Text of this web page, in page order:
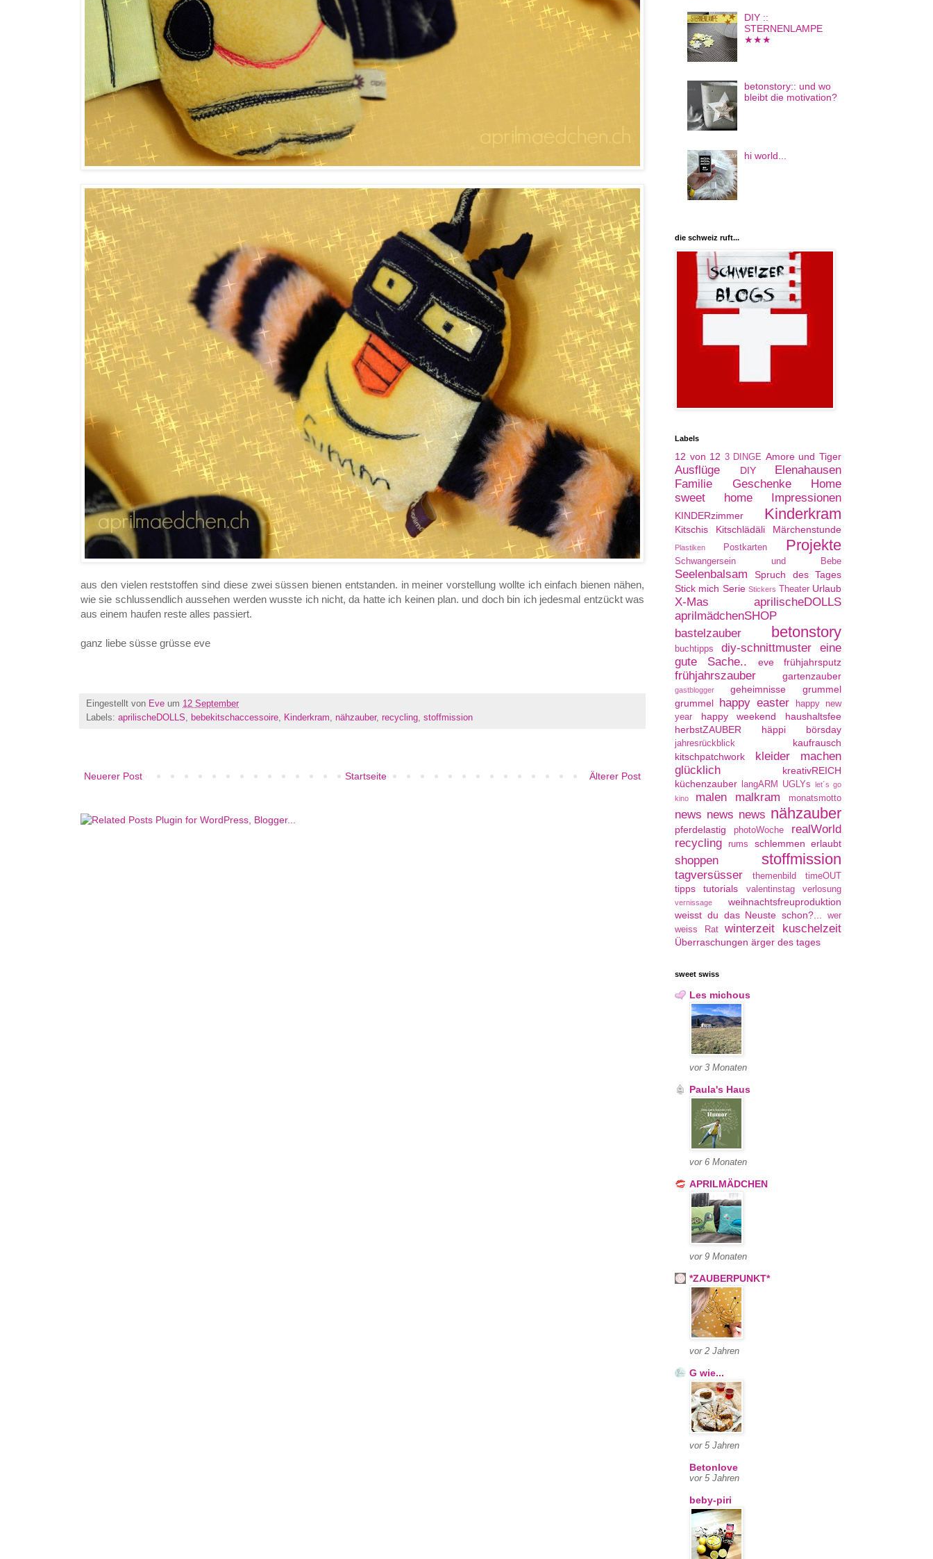
aus den vielen reststoffen sind diese zwei süssen bienen entstanden. in meiner vorstellung wollte ich einfach bienen nähen,
wie sie schlussendlich aussehen werden wusste ich nicht, da hatte ich keinen plan. und doch bin ich jedesmal entzückt was
aus einem haufen reste alles passiert.
ganz liebe süsse grüsse eve
Eingestellt von Eve um 12 September
Labels: aprilischeDOLLS, bebekitschaccessoire, Kinderkram, nähzauber, recycling, stoffmission
Neuerer Post Älterer Post
Startseite
DIY ::
STERNENLAMPE
★★★
betonstory:: und wo
bleibt die motivation?
hi world...
die schweiz ruft...
Labels
12 von 12 3 DINGE Amore und Tiger
Ausflüge DIY
Elenahausen
Familie
Geschenke
Home
sweet home
Impressionen
KINDERzimmer Kinderkram
Kitschis Kitschlädäli Märchenstunde
Plastiken Postkarten Projekte
Schwangersein und Bebe
Seelenbalsam
Spruch des Tages
Stick mich Serie Stickers Theater Urlaub
X-Mas
aprilischeDOLLS
aprilmädchenSHOP
bastelzauber
betonstory
buchtipps diy-schnittmuster
eine
gute Sache..
eve frühjahrsputz
frühjahrszauber gartenzauber
gastblogger geheimnisse
grummel
grummel happy easter
happy new
year
happy weekend
haushaltsfee
herbstZAUBER
häppi börsday
jahresrückblick
kaufrausch
kitschpatchwork
kleider machen
glücklich
kreativREICH
küchenzauber
langARM UGLYs let´s go
kino
malen malkram monatsmotto
news news news nähzauber
pferdelastig photoWoche
realWorld
recycling
rums schlemmen erlaubt
shoppen stoffmission
tagversüsser themenbild timeOUT
tipps tutorials valentinstag verlosung
vernissage
weihnachtsfreuproduktion
weisst du das Neuste schon?...
wer
weiss Rat
winterzeit kuschelzeit
Überraschungen ärger des tages
sweet swiss
Les michous
vor 3 Monaten
Paula's Haus
vor 6 Monaten
APRILMÄDCHEN
vor 9 Monaten
*ZAUBERPUNKT*
vor 2 Jahren
G wie...
vor 5 Jahren
Betonlove
vor 5 Jahren
beby-piri